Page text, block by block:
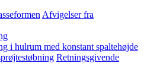
Afvigelser fra
i hulrum med konstant spaltehøjde
Retningsgivende